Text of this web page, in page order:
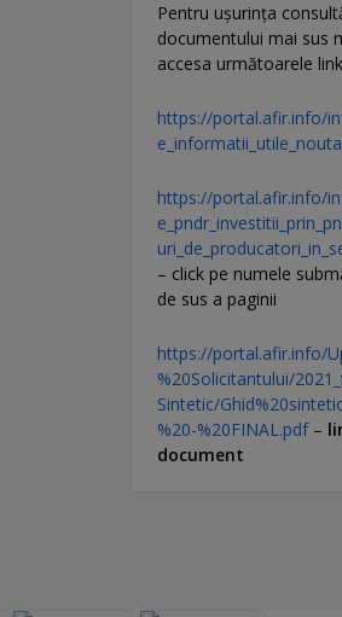
Pentru uşurinţa
documentului mai sus
accesa următoarele
https://portal.afir.info/
https://portal.afir.info/
– click pe numele
de sus a paginii
https://portal.afir.info/
%20Solicitantului/
Sintetic/
%20-%20FINAL.pdf–
document